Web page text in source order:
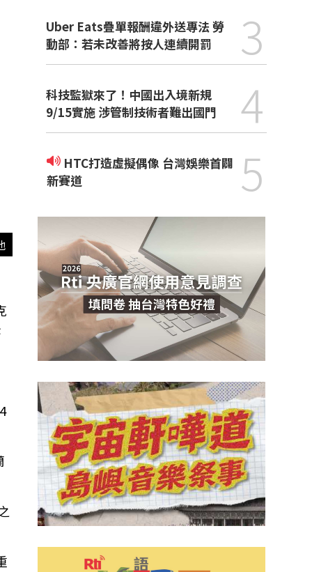
Uber Eats疊單報酬違外送專法 勞
動部：若未改善將按人連續開罰
3
科技監獄來了！中國出入境新規
9/15實施 涉管制技術者難出國門
4
新賽道
5